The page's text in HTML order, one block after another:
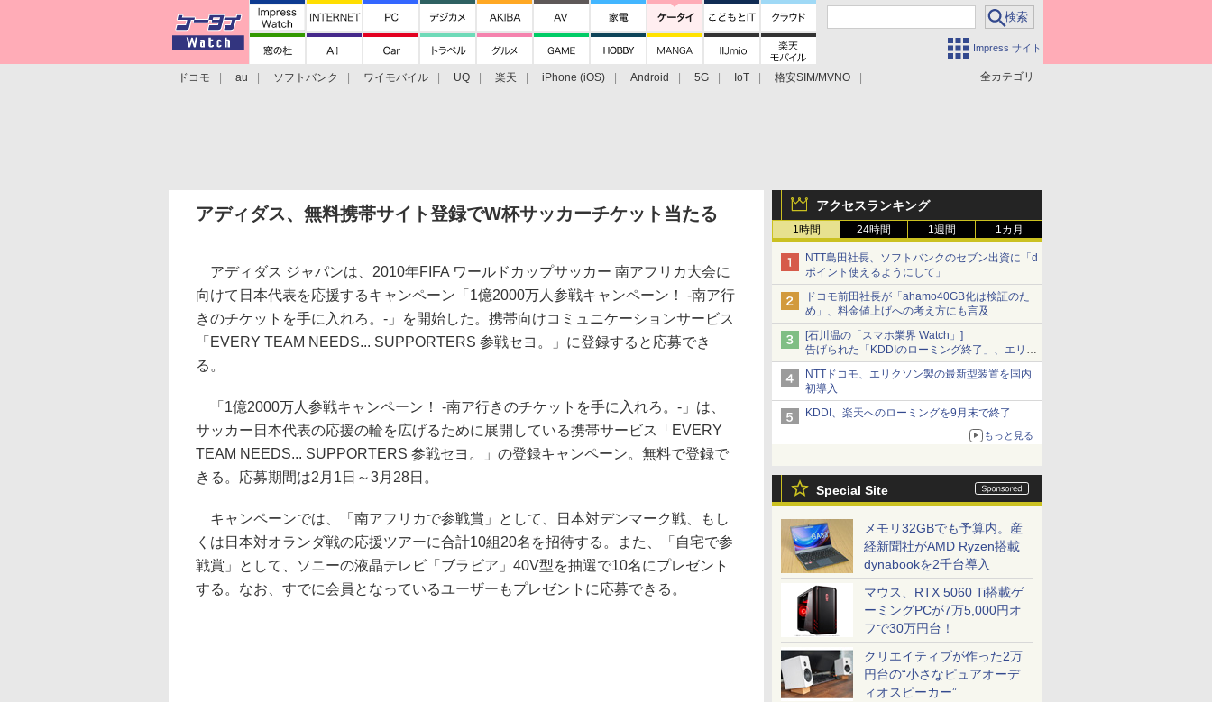
Impress サイト
全カテゴリ
ドコモ au ソフトバンク ワイモバイル UQ 楽天 iPhone (iOS) Android 5G IoT
格安SIM/MVNO
アクセスランキング
1時間 24時間 1週間 1カ月
NTT島田社長、ソフトバンクのセブン出資に「d
ポイント使えるようにして」
ドコモ前田社長が「ahamo40GB化は検証のた
め」、料金値上げへの考え方にも言及
[石川温の「スマホ業界 Watch」]
告げられた「KDDIのローミング終了」、エリア
マップの落とし穴と楽天モバイルの課題
NTTドコモ、エリクソン製の最新型装置を国内
初導入
KDDI、楽天へのローミングを9月末で終了
もっと見る
Special Site
メモリ32GBでも予算内。産
経新聞社がAMD Ryzen搭載
dynabookを2千台導入
マウス、RTX 5060 Ti搭載ゲ
ーミングPCが7万5,000円オ
フで30万円台！
クリエイティブが作った2万
円台の“小さなピュアオーデ
ィオスピーカー”
アディダス、無料携帯サイト登録でW杯サッカーチケット当たる
アディダス ジャパンは、2010年FIFA ワールドカップサッカー 南アフリカ大会に
向けて日本代表を応援するキャンペーン「1億2000万人参戦キャンペーン！ -南ア行
きのチケットを手に入れろ。-」を開始した。携帯向けコミュニケーションサービス
「EVERY TEAM NEEDS... SUPPORTERS 参戦セヨ。」に登録すると応募でき
る。
「1億2000万人参戦キャンペーン！ -南ア行きのチケットを手に入れろ。-」は、
サッカー日本代表の応援の輪を広げるために展開している携帯サービス「EVERY
TEAM NEEDS... SUPPORTERS 参戦セヨ。」の登録キャンペーン。無料で登録で
きる。応募期間は2月1日～3月28日。
キャンペーンでは、「南アフリカで参戦賞」として、日本対デンマーク戦、もし
くは日本対オランダ戦の応援ツアーに合計10組20名を招待する。また、「自宅で参
戦賞」として、ソニーの液晶テレビ「ブラビア」40V型を抽選で10名にプレゼント
する。なお、すでに会員となっているユーザーもプレゼントに応募できる。